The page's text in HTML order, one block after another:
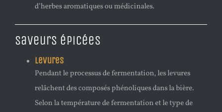
d’herbes aromatiques ou médicinales.
Saveurs épicées
Levures
Pendant le processus de fermentation, les levures
relâchent des composés phénoliques dans la bière.
Selon la température de fermentation et le type de